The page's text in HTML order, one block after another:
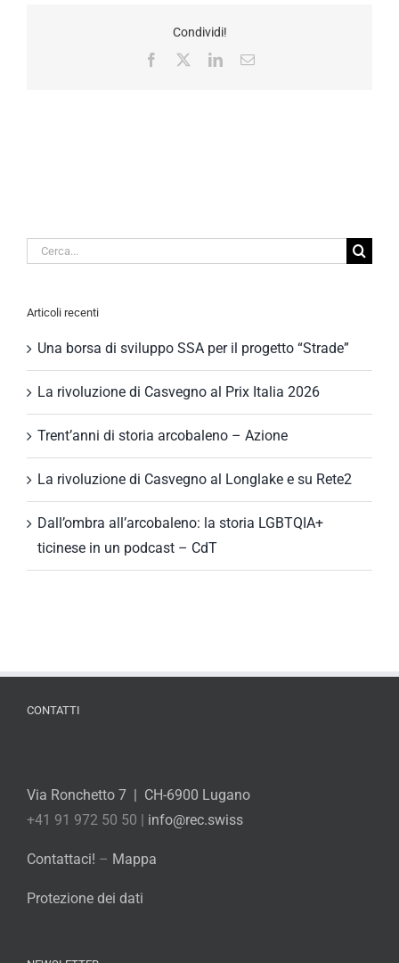
Condividi!
Facebook
LinkedInEmail
Cerca
Articoli recenti
Una borsa di sviluppo SSA per il progetto “Strade”
La rivoluzione di Casvegno al Prix Italia 2026
Trent’anni di storia arcobaleno – Azione
La rivoluzione di Casvegno al Longlake e su Rete2
Dall’ombra all’arcobaleno: la storia LGBTQIA+
ticinese in un podcast – CdT
CONTATTI
Via Ronchetto 7 | CH-6900 Lugano
+41 91 972 50 50 | info@rec.swiss
Contattaci! – Mappa
Protezione dei dati